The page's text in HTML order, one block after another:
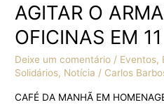
AGITAR O
OFICINAS EM
Deixe um comentário / Eventos,
Solidários, Notícia / Carlos
CAFÉ DA MANHÃ EM